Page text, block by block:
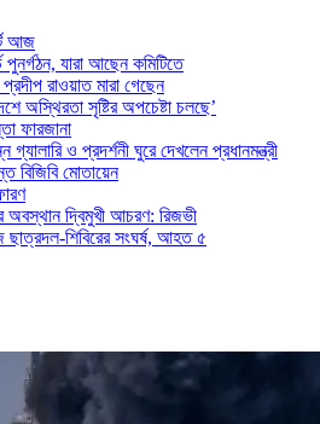
আজ
পুনর্গঠন, যারা আছেন কমিটিতে
রাওয়াত মারা গেছেন
অস্থিরতা সৃষ্টির অপচেষ্টা চলছে’
ফারজানা
গ্যালারি ও প্রদর্শনী ঘুরে দেখলেন প্রধানমন্ত্রী
বিজিবি মোতায়েন
অবস্থান দ্বিমুখী আচরণ: রিজভী
ছাত্রদল-শিবিরের সংঘর্ষ, আহত ৫